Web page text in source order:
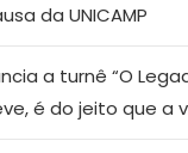
da UNICAMP
a turnê “O
é do jeito que a